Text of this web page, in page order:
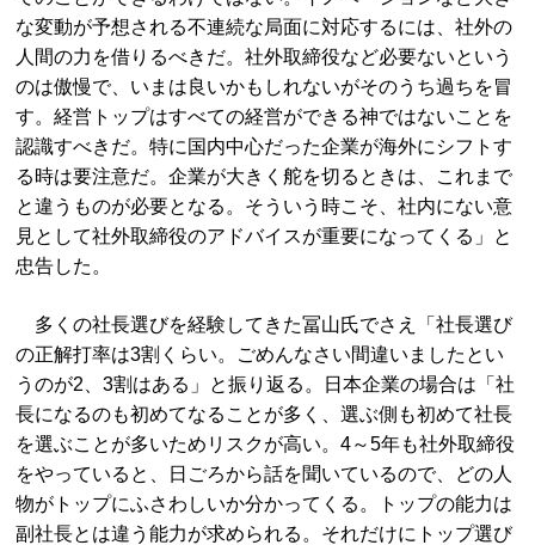
な変動が予想される不連続な局面に対応するには、社外の
人間の力を借りるべきだ。社外取締役など必要ないという
のは傲慢で、いまは良いかもしれないがそのうち過ちを冒
す。経営トップはすべての経営ができる神ではないことを
認識すべきだ。特に国内中心だった企業が海外にシフトす
る時は要注意だ。企業が大きく舵を切るときは、これまで
と違うものが必要となる。そういう時こそ、社内にない意
見として社外取締役のアドバイスが重要になってくる」と
忠告した。
多くの社長選びを経験してきた冨山氏でさえ「社長選び
の正解打率は3割くらい。ごめんなさい間違いましたとい
うのが2、3割はある」と振り返る。日本企業の場合は「社
長になるのも初めてなることが多く、選ぶ側も初めて社長
を選ぶことが多いためリスクが高い。4～5年も社外取締役
をやっていると、日ごろから話を聞いているので、どの人
物がトップにふさわしいか分かってくる。トップの能力は
副社長とは違う能力が求められる。それだけにトップ選び